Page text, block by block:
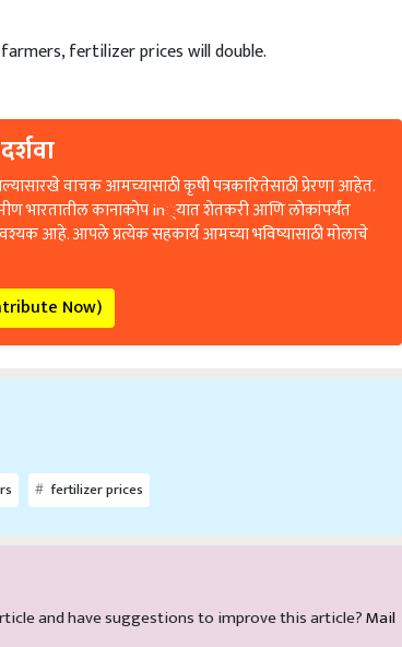
fertilizer prices will double.
वाचक आमच्यासाठी कृषी पत्रकारितेसाठी प्रेरणा आहेत.
भारतातील कानाकोप in्यात शेतकरी आणि लोकांपर्यंत
आहे. आपले प्रत्येक सहकार्य आमच्या भविष्यासाठी मोलाचे
Now)
fertilizer prices
and have suggestions to improve this article? Mail